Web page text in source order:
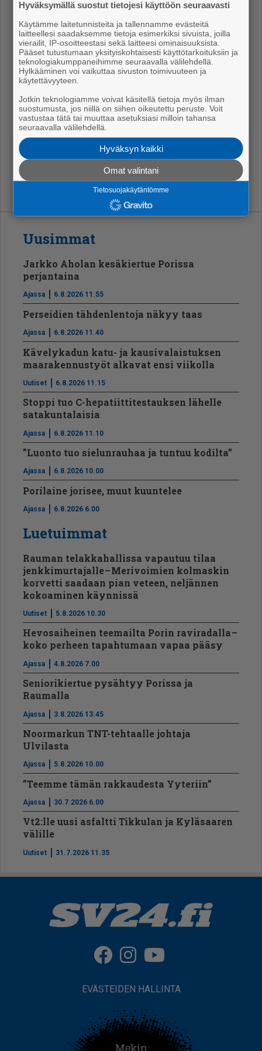
Oh­jat­tu lii­kun­ta si­säl­tyy maa­ui­ma­lan pää­sy­mak­suun.
por­til­la.
Las­ten ui­ma­kou­lu­ja jär­jes­te­tään sekä kes­kus­tan ui­
ma­hal­lis­sa et­tä maa­ui­ma­las­sa kesä- ja hei­nä­kuun
ajan. Osa ryh­mis­tä on täyn­nä, mut­ta osas­sa on vie­lä
va­pai­ta paik­ko­ja ui­ma­kou­lu­lai­sil­le. Ui­ma­kou­lu­ryh­miin
ja nii­den ai­ka­tau­lui­hin pää­see tu­tus­tu­maan
kau­pun­gin verk­ko­si­vuil­ta.
Läh­de: Po­rin kau­pun­gin tie­do­te
Uusimmat
Jarkko Aholan kesäkiertue Porissa
perjantaina
Ajassa 6.8.2026 11.55
Perseidien tähdenlentoja näkyy taas
Ajassa 6.8.2026 11.40
Kävelykadun katu- ja kausivalaistuksen
maarakennustyöt alkavat ensi viikolla
Uutiset 6.8.2026 11.15
Stoppi tuo C-hepatiit­ti­tes­tauksen lähelle
satakuntalaisia
Ajassa 6.8.2026 11.10
”Luonto tuo sielunrauhaa ja tuntuu kodilta”
Ajassa 6.8.2026 10.00
Porilaine jorisee, muut kuuntelee
Ajassa 6.8.2026 6.00
Luetuimmat
Rauman telakkahallissa vapautuu tilaa
jenkkimurtajalle – Merivoimien kolmaskin
korvetti saadaan pian veteen, neljännen
kokoaminen käynnissä
Uutiset 5.8.2026 10.30
Hevosaiheinen teemailta Porin raviradalla –
koko perheen tapahtumaan vapaa pääsy
Ajassa 4.8.2026 7.00
Seniorikiertue pysähtyy Porissa ja
Raumalla
Ajassa 3.8.2026 13.45
Noormarkun TNT-tehtaalle johtaja
Ulvilasta
Ajassa 5.8.2026 10.00
”Teemme tämän rakkaudesta Yyteriin”
Ajassa 30.7.2026 6.00
Vt2:lle uusi asfaltti Tikkulan ja Kyläsaaren
välille
Uutiset 31.7.2026 11.35
EVÄSTEIDEN HALLINTA
Hyväksymällä suostut tietojesi käyttöön seuraavasti
Käytämme laitetunnisteita ja tallennamme evästeitä
laitteellesi saadaksemme tietoja esimerkiksi sivuista, joilla
vierailit, IP-osoitteestasi sekä laitteesi ominaisuuksista.
Pääset tutustumaan yksityiskohtaisesti käyttötarkoituksiin ja
teknologiakumppaneihimme seuraavalla välilehdellä.
Hylkääminen voi vaikuttaa sivuston toimivuuteen ja
käytettävyyteen.
Jotkin teknologiamme voivat käsitellä tietoja myös ilman
suostumusta, jos niillä on siihen oikeutettu peruste. Voit
vastustaa tätä tai muuttaa asetuksiasi milloin tahansa
seuraavalla välilehdellä.
Hyväksyn kaikki
Omat valintani
Tietosuojakäytäntömme